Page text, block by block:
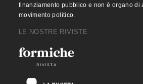
finanziamento pubblico e non è organo di
movimento politico.
LE NOSTRE RIVISTE